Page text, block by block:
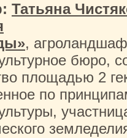
Татьяна
,
бюро,
площадью 2
по